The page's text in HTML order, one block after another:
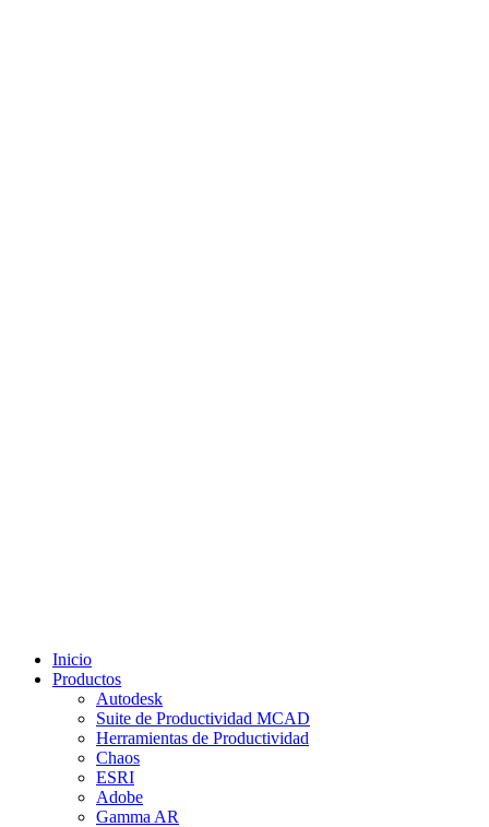
Inicio
Productos
Autodesk
Suite de Productividad MCAD
Herramientas de Productividad
Chaos
ESRI
Adobe
Gamma AR